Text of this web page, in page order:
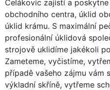
Čelákovic zajistí a
obchodního centra, úklid
úklid krámu. S maximální
profesionální úklidová
strojově uklidíme jakékoli
Zameteme, vyčistíme,
případě vašeho zájmu vám
výkladní skříně, vytřeme